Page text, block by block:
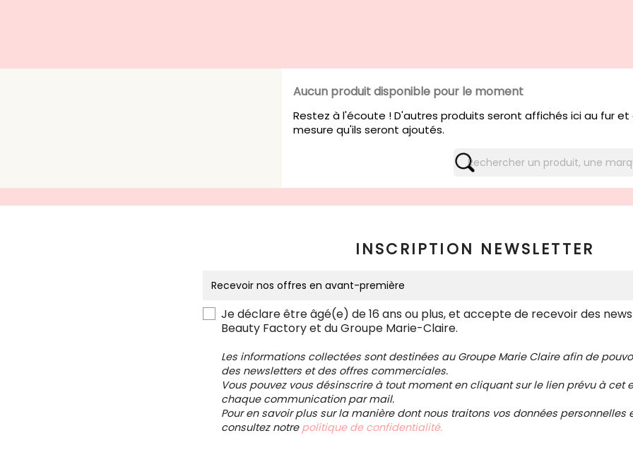
Aucun produit disponible pour le moment
Restez à l'écoute ! D'autres produits seront affichés ici au fur et
mesure qu'ils seront ajoutés.
INSCRIPTION NEWSLETTER
Je déclare être âgé(e) de 16 ans ou plus, et accepte de recevoir des
Beauty Factory et du Groupe Marie-Claire.
Les informations collectées sont destinées au Groupe Marie Claire afin de
des newsletters et des offres commerciales.
Vous pouvez vous désinscrire à tout moment en cliquant sur le lien prévu à cet
chaque communication par mail.
Pour en savoir plus sur la manière dont nous traitons vos données personnelles
consultez notre politique de confidentialité.